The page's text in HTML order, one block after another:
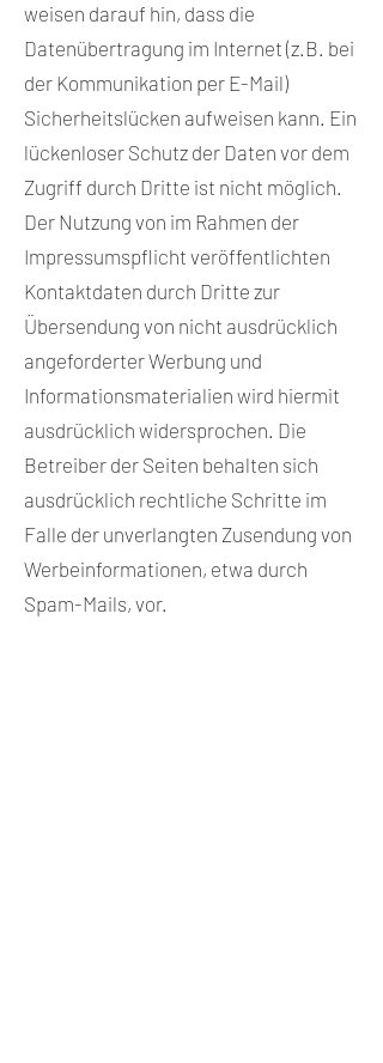
weisen darauf hin, dass die
Datenübertragung im Internet (z.B. bei
der Kommunikation per E-Mail)
Sicherheitslücken aufweisen kann. Ein
lückenloser Schutz der Daten vor dem
Zugriff durch Dritte ist nicht möglich.
Der Nutzung von im Rahmen der
Impressumspflicht veröffentlichten
Kontaktdaten durch Dritte zur
Übersendung von nicht ausdrücklich
angeforderter Werbung und
Informationsmaterialien wird hiermit
ausdrücklich widersprochen. Die
Betreiber der Seiten behalten sich
ausdrücklich rechtliche Schritte im
Falle der unverlangten Zusendung von
Werbeinformationen, etwa durch
Spam-Mails, vor.